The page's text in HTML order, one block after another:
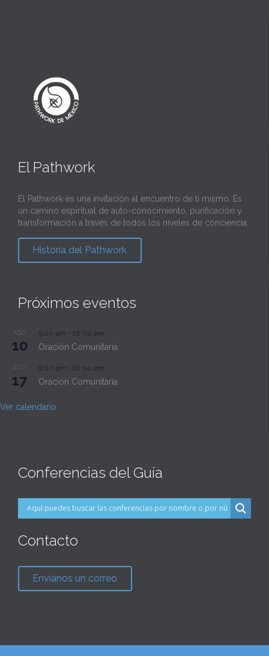
El Pathwork
El Pathwork es una invitación al encuentro de ti mismo. Es
un camino espiritual de auto-conocimiento, purificación y
transformación a través de todos los niveles de conciencia.
Historia del Pathwork
Próximos eventos
AGO
10
9:00 pm - 10:00 pm
Oración Comunitaria
AGO
17
9:00 pm - 10:00 pm
Oración Comunitaria
Ver calendario
Conferencias del Guía
Contacto
Envíanos un correo